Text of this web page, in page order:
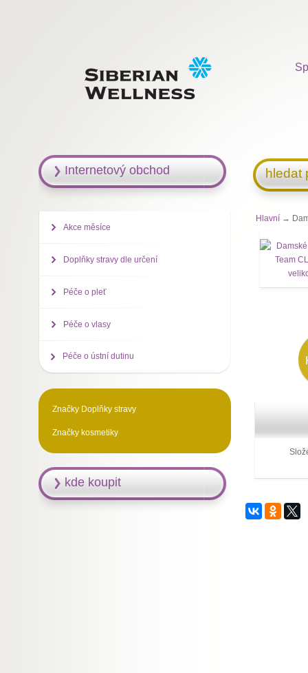
hledat
Hlavní →
Internetový obchod
Akce měsíce
Doplňky stravy dle určení
Péče o pleť
Péče o vlasy
Péče o ústní dutinu
Značky Doplňky stravy
Značky kosmetiky
kde koupit